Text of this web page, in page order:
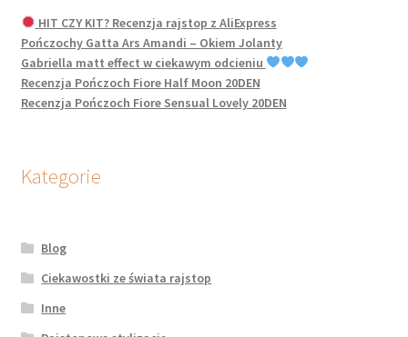
HIT CZY KIT? Recenzja rajstop z AliExpress
Pończochy Gatta Ars Amandi – Okiem Jolanty
Gabriella matt effect w ciekawym odcieniu
Recenzja Pończoch Fiore Half Moon 20DEN
Recenzja Pończoch Fiore Sensual Lovely 20DEN
Kategorie
Blog
Ciekawostki ze świata rajstop
Inne